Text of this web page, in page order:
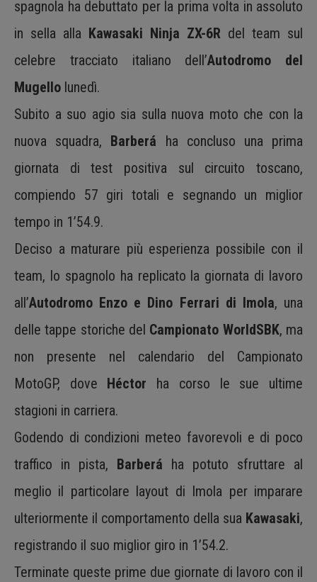
spagnola ha debuttato per la prima volta in assoluto
in sella alla Kawasaki Ninja ZX-6R del team sul
celebre tracciato italiano dell’Autodromo del
Mugello lunedì.
Subito a suo agio sia sulla nuova moto che con la
nuova squadra,
Barberá ha concluso una prima
giornata di test positiva sul circuito toscano,
compiendo 57 giri totali e segnando un miglior
tempo in 1’54.9.
Deciso a maturare più esperienza possibile con il
team, lo spagnolo ha replicato la giornata di lavoro
all’Autodromo Enzo e Dino Ferrari di Imola, una
delle tappe storiche del Campionato WorldSBK, ma
non presente nel calendario del Campionato
MotoGP, dove Héctor ha corso le sue ultime
stagioni in carriera.
Godendo di condizioni meteo favorevoli e di poco
traffico in pista,
Barberá ha potuto sfruttare al
meglio il particolare layout di Imola per imparare
ulteriormente il comportamento della sua Kawasaki,
registrando il suo miglior giro in 1’54.2.
Terminate queste prime due giornate di lavoro con il